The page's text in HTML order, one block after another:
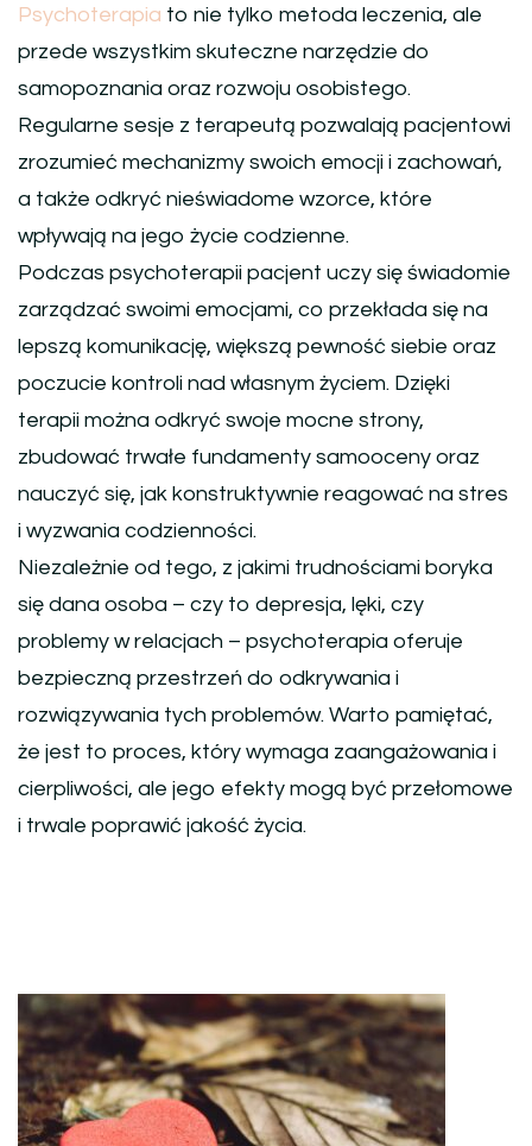
Psychoterapia to nie tylko metoda leczenia, ale
przede wszystkim skuteczne narzędzie do
samopoznania oraz rozwoju osobistego.
Regularne sesje z terapeutą pozwalają pacjentowi
zrozumieć mechanizmy swoich emocji i zachowań,
a także odkryć nieświadome wzorce, które
wpływają na jego życie codzienne.
Podczas psychoterapii pacjent uczy się świadomie
zarządzać swoimi emocjami, co przekłada się na
lepszą komunikację, większą pewność siebie oraz
poczucie kontroli nad własnym życiem. Dzięki
terapii można odkryć swoje mocne strony,
zbudować trwałe fundamenty samooceny oraz
nauczyć się, jak konstruktywnie reagować na stres
i wyzwania codzienności.
Niezależnie od tego, z jakimi trudnościami boryka
się dana osoba – czy to depresja, lęki, czy
problemy w relacjach – psychoterapia oferuje
bezpieczną przestrzeń do odkrywania i
rozwiązywania tych problemów. Warto pamiętać,
że jest to proces, który wymaga zaangażowania i
cierpliwości, ale jego efekty mogą być przełomowe
i trwale poprawić jakość życia.
Nawigacja
wpisu